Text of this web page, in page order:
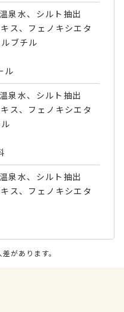
泉水、シルト抽出
ス、フェノキシエタ
ブチル
ル
泉水、シルト抽出
ス、フェノキシエタ
泉水、シルト抽出
ス、フェノキシエタ
があります。